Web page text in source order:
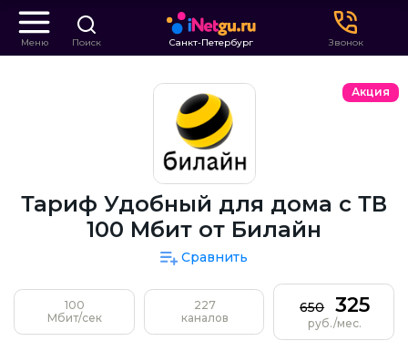
Меню Поиск Санкт-Петербург Звонок
Акция
Тариф Удобный для дома с ТВ
100 Мбит от Билайн
Сравнить
100
Мбит/сек
227
каналов
650 325
руб./мес.